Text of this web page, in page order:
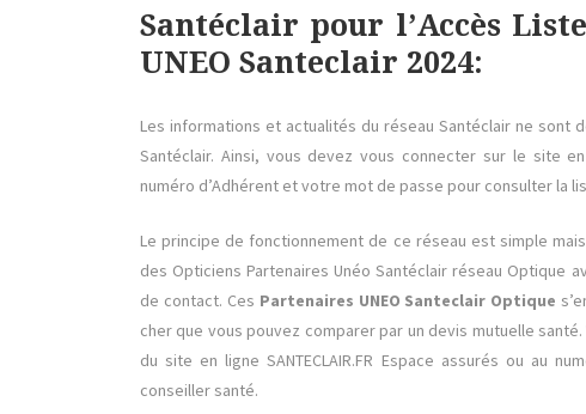
Santéclair pour l’Accès Liste
UNEO Santeclair 2024:
Les informations et actualités du réseau Santéclair ne sont
Santéclair. Ainsi, vous devez vous connecter sur le site
numéro d’Adhérent et votre mot de passe pour consulter la
Le principe de fonctionnement de ce réseau est simple
des Opticiens Partenaires Unéo Santéclair réseau Optique
de contact. Ces Partenaires UNEO Santeclair Optique
cher que vous pouvez comparer par un devis mutuelle
du site en ligne SANTECLAIR.FR Espace assurés ou au
conseiller santé.